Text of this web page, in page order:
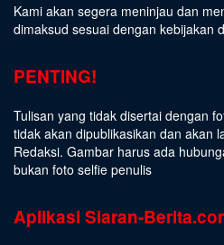
Kami akan segera meninjau dan
dimaksud sesuai dengan kebijakan
PENTING!
Tulisan yang tidak disertai dengan
tidak akan dipublikasikan dan akan
Redaksi. Gambar harus ada
bukan foto selfie penulis
Aplikasi Siaran-